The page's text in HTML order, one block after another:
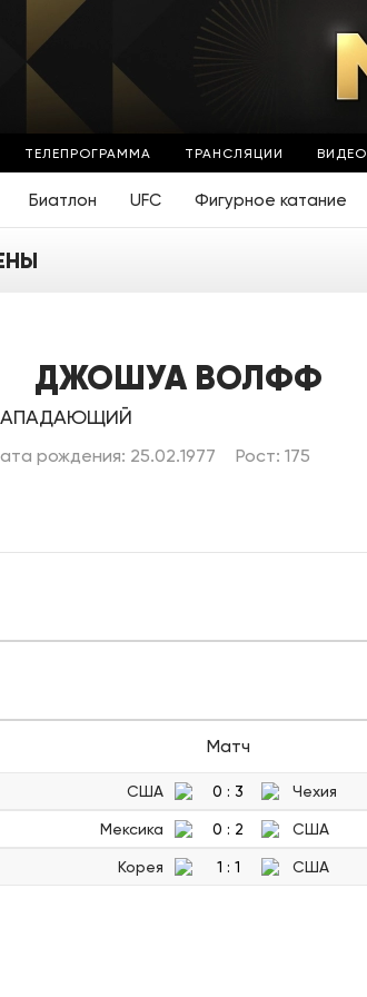
ТЕЛЕПРОГРАММА ТРАНСЛЯЦИИ ВИДЕО
Биатлон UFC Фигурное катание
ДЖОШУА ВОЛФФ
рождения: 25.02.1977 Рост: 175
Матч
США 0 : 3 Чехия
Мексика 0 : 2 США
Корея 1 : 1 США